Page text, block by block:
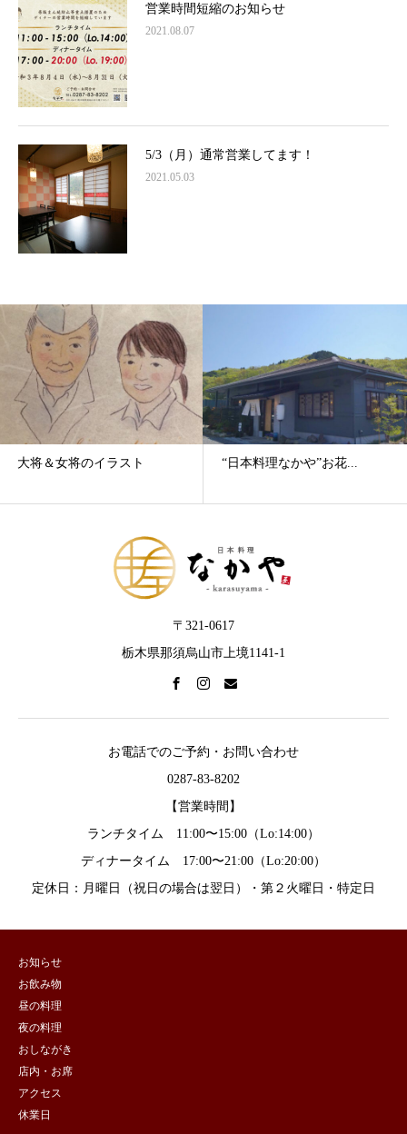
営業時間短縮のお知らせ
2021.08.07
5/3（月）通常営業してます！
2021.05.03
大将＆女将のイラスト “日本料理なかや”お花...
〒321-0617
栃木県那須烏山市上境1141-1
お電話でのご予約・お問い合わせ
0287-83-8202
【営業時間】
ランチタイム 11:00〜15:00（Lo:14:00）
ディナータイム 17:00〜21:00（Lo:20:00）
定休日：月曜日（祝日の場合は翌日）・第２火曜日・特定日
お知らせ
お飲み物
昼の料理
夜の料理
おしながき
店内・お席
アクセス
休業日